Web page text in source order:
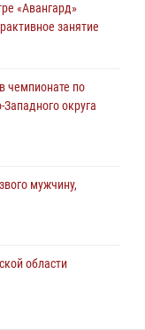
в
«Авангард»
занятие
чемпионате по
округа
мужчину,
области